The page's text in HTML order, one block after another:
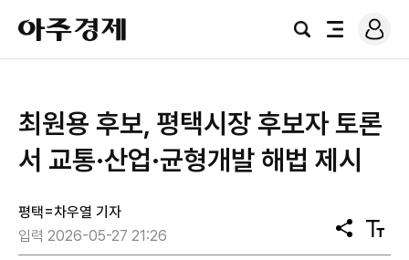
아
주
경
검
전
로
그
최원용 후보, 평택시장 후보자 토론
서 교통·산업·균형개발 해법 제시
평택=차우열 기자
입력 2026-05-27 21:26
공
유
텍
스